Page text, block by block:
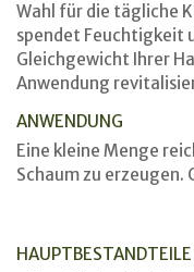
Wahl für die tägliche
spendet Feuchtigkeit
Gleichgewicht Ihrer
Anwendung
ANWENDUNG
Eine kleine Menge
Schaum zu erzeugen.